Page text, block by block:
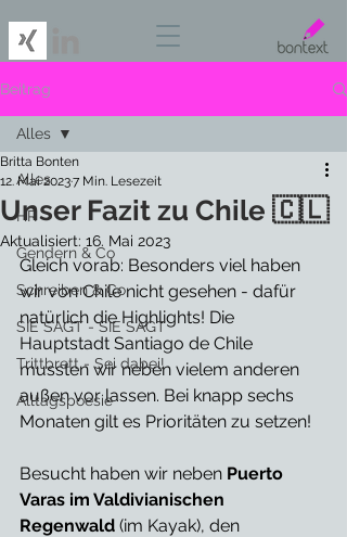
Beitrag
Alles
HR
Gendern & Co
Schreiben & Co
SIE SAGT - SIE SAGT
Trittbrett - Sei dabei!
Alltagspoesie
Alles
Unser Fazit zu Chile 🇨🇱
Britta Bonten
12. Mai 20237 Min. Lesezeit
Aktualisiert: 16. Mai 2023
Gleich vorab: Besonders viel haben
wir von Chile nicht gesehen - dafür
natürlich die Highlights! Die
Hauptstadt Santiago de Chile
mussten wir neben vielem anderen
außen vor lassen. Bei knapp sechs
Monaten gilt es Prioritäten zu setzen!
Besucht haben wir neben Puerto
Varas im Valdivianischen
Regenwald (im Kayak), den